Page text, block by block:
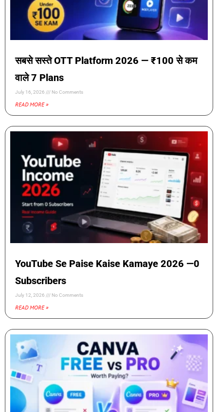
सबसे सस्ते OTT Platform 2026 — ₹100 से कम
वाले 7 Plans
July 16, 2026 No Comments
READ MORE »
YouTube Se Paise Kaise Kamaye 2026 —0
Subscribers
July 12, 2026 No Comments
READ MORE »